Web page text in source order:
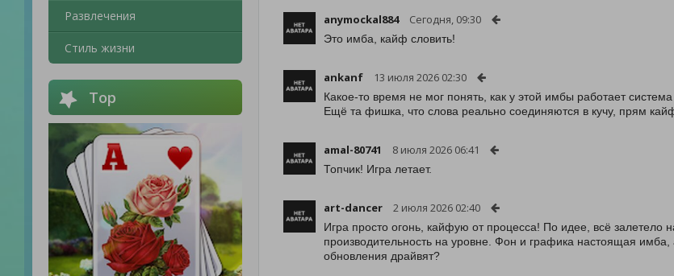
Развлечения
Стиль жизни
Top
anymockal884 Сегодня, 09:30
Это имба, кайф словить!
ankanf 13 июля 2026 02:30
Какое-то время не мог понять, как у этой имбы работает
Ещё та фишка, что слова реально соединяются в кучу, прям
amal-80741 8 июля 2026 06:41
Топчик! Игра летает.
art-dancer 2 июля 2026 02:40
Игра просто огонь, кайфую от процесса! По идее, всё залетело
производительность на уровне. Фон и графика настоящая
обновления драйвят?